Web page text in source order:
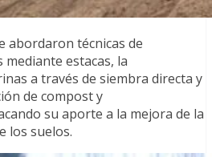
abordaron técnicas de
estacas, la
a través de siembra directa y
de compost y
su aporte a la mejora de la
los suelos.